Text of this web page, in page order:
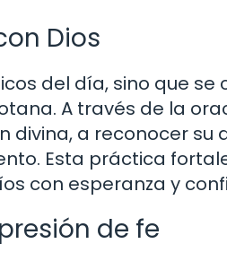
Dios
del día, sino que se
A través de la
a reconocer su
Esta práctica
con esperanza y
de fe